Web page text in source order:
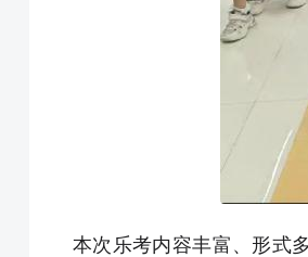
本次乐考内容丰富、形式